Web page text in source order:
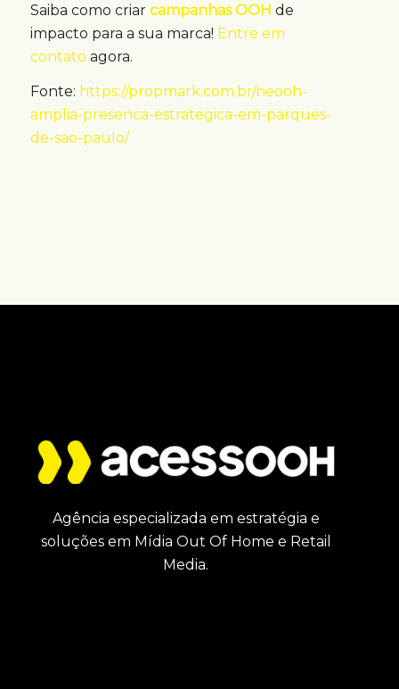
Saiba como criar campanhas OOH de
impacto para a sua marca! Entre em
contato agora.
Fonte: https://propmark.com.br/neooh-
amplia-presenca-estrategica-em-parques-
de-sao-paulo/
Agência especializada em estratégia e
soluções em Mídia Out Of Home e Retail
Media.